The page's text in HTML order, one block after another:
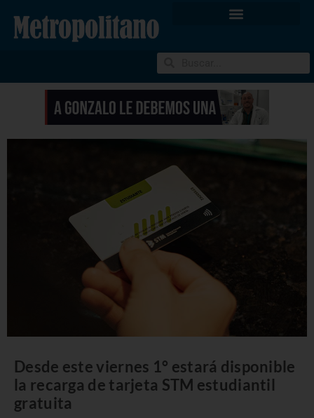
Desde este viernes 1° estará disponible
la recarga de tarjeta STM estudiantil
gratuita